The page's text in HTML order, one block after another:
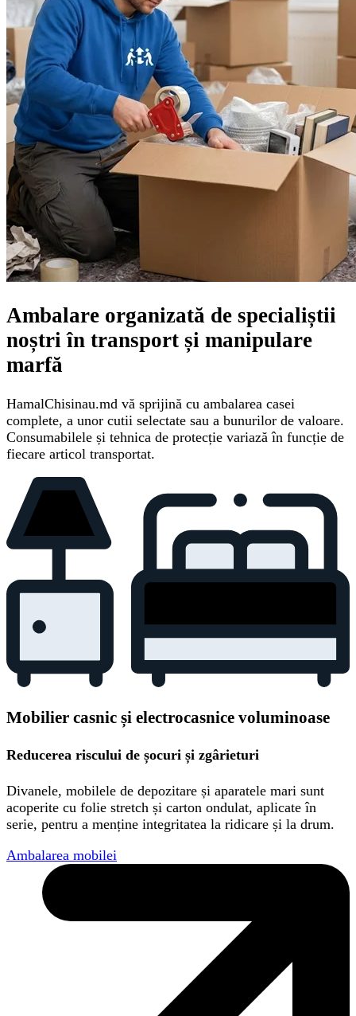
Ambalare organizată de specialiștii
noștri în transport și manipulare
marfă
HamalChisinau.md vă sprijină cu ambalarea casei
complete, a unor cutii selectate sau a bunurilor de valoare.
Consumabilele și tehnica de protecție variază în funcție de
fiecare articol transportat.
Mobilier casnic și electrocasnice voluminoase
Reducerea riscului de șocuri și zgârieturi
Divanele, mobilele de depozitare și aparatele mari sunt
acoperite cu folie stretch și carton ondulat, aplicate în
serie, pentru a menține integritatea la ridicare și la drum.
Ambalarea mobilei